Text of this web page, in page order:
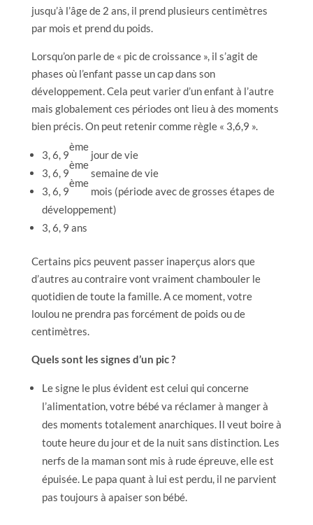
jusqu’à l’âge de 2 ans, il prend plusieurs centimètres
par mois et prend du poids.
Lorsqu’on parle de « pic de croissance », il s’agit de
phases où l’enfant passe un cap dans son
développement. Cela peut varier d’un enfant à l’autre
mais globalement ces périodes ont lieu à des moments
bien précis. On peut retenir comme règle « 3,6,9 ».
3, 6, 9
ème
jour de vie
3, 6, 9
ème
semaine de vie
3, 6, 9
ème
mois (période avec de grosses étapes de
développement)
3, 6, 9 ans
Certains pics peuvent passer inaperçus alors que
d’autres au contraire vont vraiment chambouler le
quotidien de toute la famille. A ce moment, votre
loulou ne prendra pas forcément de poids ou de
centimètres.
Quels sont les signes d’un pic ?
Le signe le plus évident est celui qui concerne
l’alimentation, votre bébé va réclamer à manger à
des moments totalement anarchiques. Il veut boire à
toute heure du jour et de la nuit sans distinction. Les
nerfs de la maman sont mis à rude épreuve, elle est
épuisée. Le papa quant à lui est perdu, il ne parvient
pas toujours à apaiser son bébé.